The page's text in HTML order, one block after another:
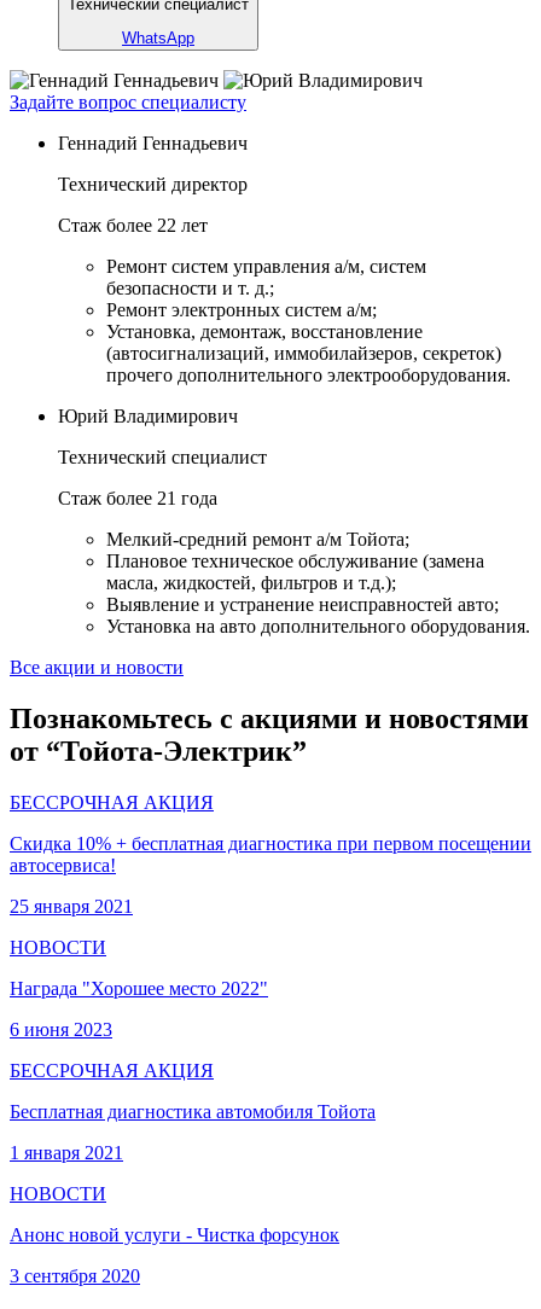
Технический специалист
WhatsApp
Задайте вопрос специалисту
Геннадий Геннадьевич
Технический директор
Стаж более 22 лет
Ремонт систем управления а/м, систем
безопасности и т. д.;
Ремонт электронных систем а/м;
Установка, демонтаж, восстановление
(автосигнализаций, иммобилайзеров, секреток)
прочего дополнительного электрооборудования.
Юрий Владимирович
Технический специалист
Стаж более 21 года
Мелкий-средний ремонт а/м Тойота;
Плановое техническое обслуживание (замена
масла, жидкостей, фильтров и т.д.);
Выявление и устранение неисправностей авто;
Установка на авто дополнительного оборудования.
Все акции и новости
Познакомьтесь с акциями и новостями
от “Тойота-Электрик”
БЕССРОЧНАЯ АКЦИЯ
Скидка 10% + бесплатная диагностика при первом посещении
автосервиса!
25 января 2021
НОВОСТИ
Награда "Хорошее место 2022"
6 июня 2023
БЕССРОЧНАЯ АКЦИЯ
Бесплатная диагностика автомобиля Тойота
1 января 2021
НОВОСТИ
Анонс новой услуги - Чистка форсунок
3 сентября 2020